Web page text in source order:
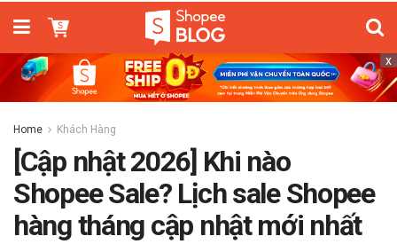
x
Home Khách Hàng
[Cập nhật 2026] Khi nào
Shopee Sale? Lịch sale Shopee
hàng tháng cập nhật mới nhất